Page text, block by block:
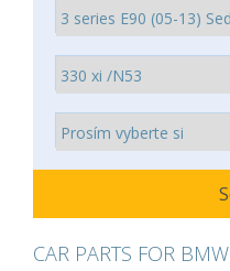
CAR PARTS FOR BMW